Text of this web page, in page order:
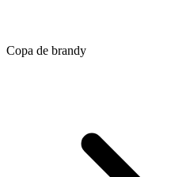
Copa de brandy